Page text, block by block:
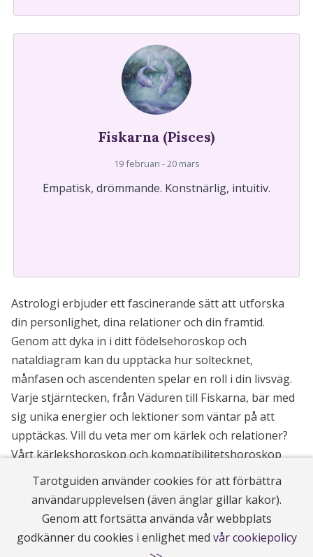
Fiskarna (Pisces)
19 februari - 20 mars
Empatisk, drömmande. Konstnärlig, intuitiv.
Astrologi erbjuder ett fascinerande sätt att utforska
din personlighet, dina relationer och din framtid.
Genom att dyka in i ditt födelsehoroskop och
nataldiagram kan du upptäcka hur soltecknet,
månfasen och ascendenten spelar en roll i din livsväg.
Varje stjärntecken, från Väduren till Fiskarna, bär med
sig unika energier och lektioner som väntar på att
upptäckas. Vill du veta mer om kärlek och relationer?
Vårt kärlekshoroskop och kompatibilitetshoroskop
erbjuder insikter om hur stjärnorna kan påverka ditt
romantiska liv. Eller kanske är du nyfiken på hur
planeternas rörelse och retrograd kan påverka din
karriär och ekonomi? Våra läsningar innehåller både
karriärhoroskop och finanshoroskop. Utforska hur
Tarotguiden använder cookies för att förbättra
användarupplevelsen (även änglar gillar kakor).
Genom att fortsätta använda vår webbplats
godkänner du cookies i enlighet med vår cookiepolicy